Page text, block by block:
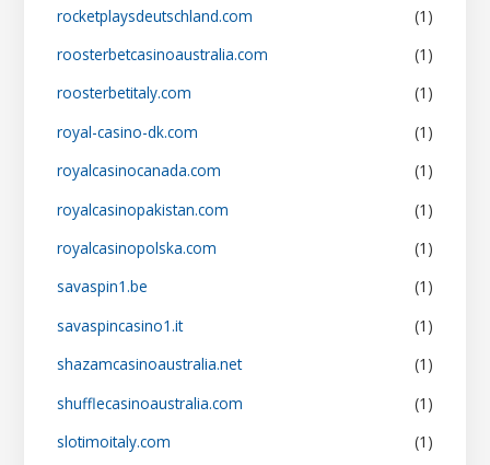
rocketplaysdeutschland.com
(1)
roosterbetcasinoaustralia.com
(1)
roosterbetitaly.com
(1)
royal-casino-dk.com
(1)
royalcasinocanada.com
(1)
royalcasinopakistan.com
(1)
royalcasinopolska.com
(1)
savaspin1.be
(1)
savaspincasino1.it
(1)
shazamcasinoaustralia.net
(1)
shufflecasinoaustralia.com
(1)
slotimoitaly.com
(1)